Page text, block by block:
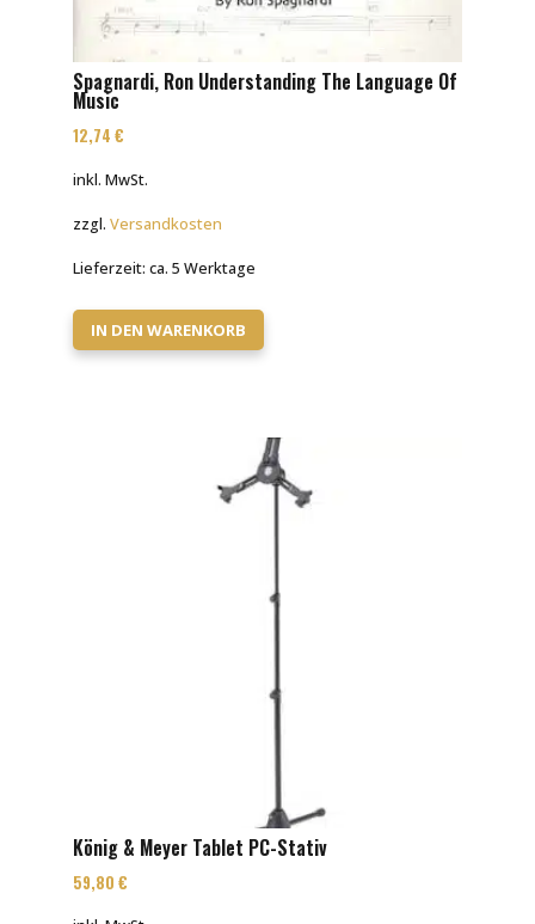
Spagnardi, Ron Understanding The Language Of
Music
12,74 €
inkl. MwSt.
zzgl. Versandkosten
Lieferzeit: ca. 5 Werktage
IN DEN WARENKORB
König & Meyer Tablet PC-Stativ
59,80 €